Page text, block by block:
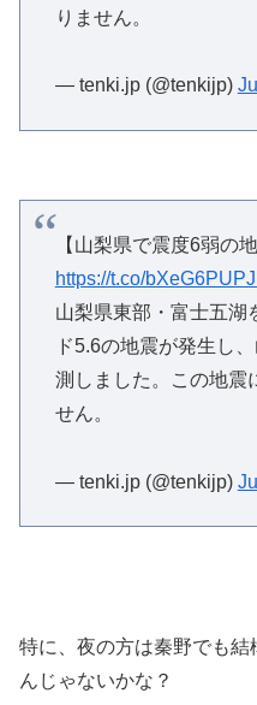
りません。
— tenki.jp (@tenkijp)
【山梨県で震度6弱の
https://t.co/bXeG6PUPJl
山梨県東部・富士五湖
ド5.6の地震が発生し
測しました。この地震
せん。
— tenki.jp (@tenkijp)
特に、夜の方は秦野でも
んじゃないかな？